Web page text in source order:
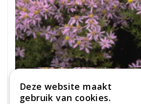
Deze website maakt
gebruik van cookies.